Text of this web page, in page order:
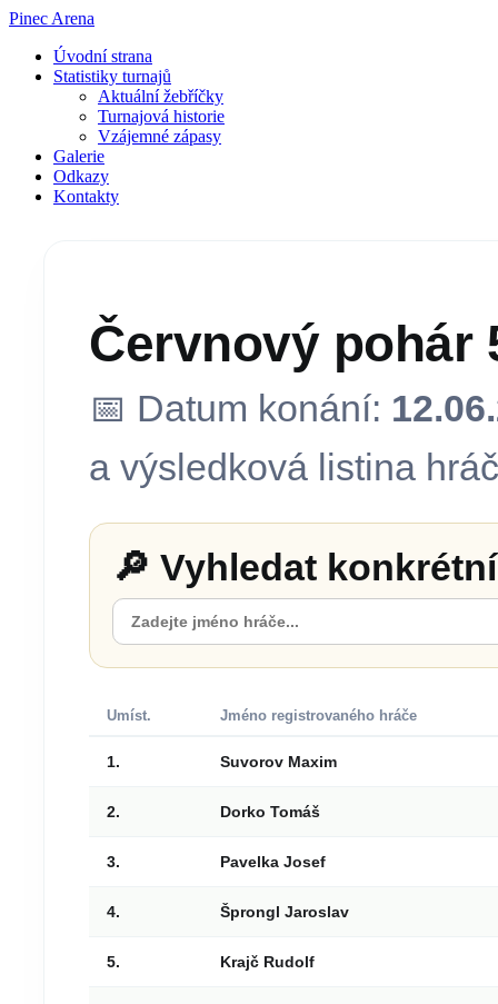
Pinec Arena
Úvodní strana
Statistiky turnajů
Aktuální žebříčky
Turnajová historie
Vzájemné zápasy
Galerie
Odkazy
Kontakty
Červnový pohár
📅 Datum konání:
a výsledková listina
🔎 Vyhledat
Umíst. Jméno registrovaného hráče
1. Suvorov Maxim
2. Dorko Tomáš
3. Pavelka Josef
4. Šprongl Jaroslav
5. Krajč Rudolf